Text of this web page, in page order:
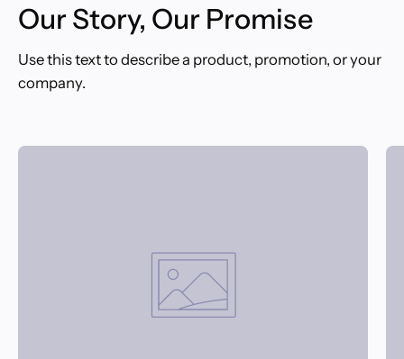
Our Story, Our Promise
Use this text to describe a product, promotion, or your
company.